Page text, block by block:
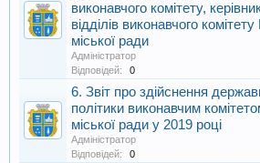
виконавчого комітету,
відділів виконавчого
міської ради
Адміністратор
Відповідей:
0
6. Звіт про здійснення
політики виконавчим
міської ради у 2019 році
Адміністратор
Відповідей:
0